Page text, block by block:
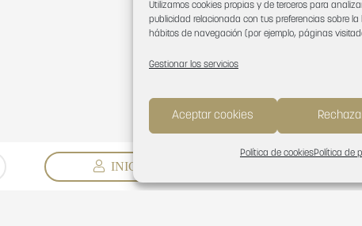
Utilizamos cookies propias y de terceros para
publicidad relacionada con tus preferencias sobre
hábitos de navegación (por ejemplo, páginas
Gestionar los servicios
Aceptar cookies
Política de cookiesPolítica de
INICIAR SESIÓN